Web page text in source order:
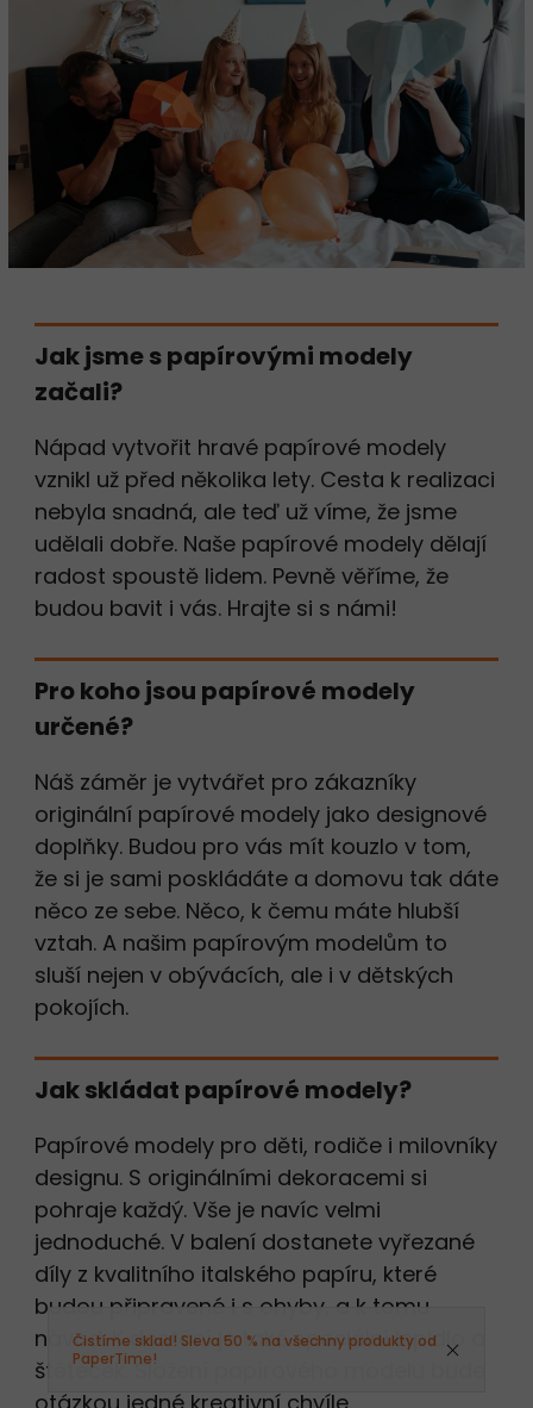
Čistíme sklad! Sleva 50 % na všechny produkty od
PaperTime!
Jak jsme s papírovými modely
začali?
Nápad vytvořit hravé papírové modely
vznikl už před několika lety. Cesta k realizaci
nebyla snadná, ale teď už víme, že jsme
udělali dobře. Naše papírové modely dělají
radost spoustě lidem. Pevně věříme, že
budou bavit i vás. Hrajte si s námi!
Pro koho jsou papírové modely
určené?
Náš záměr je vytvářet pro zákazníky
originální papírové modely jako designové
doplňky. Budou pro vás mít kouzlo v tom,
že si je sami poskládáte a domovu tak dáte
něco ze sebe. Něco, k čemu máte hlubší
vztah. A našim papírovým modelům to
sluší nejen v obývácích, ale i v dětských
pokojích.
Jak skládat papírové modely?
Papírové modely pro děti, rodiče i milovníky
designu. S originálními dekoracemi si
pohraje každý. Vše je navíc velmi
jednoduché. V balení dostanete vyřezané
díly z kvalitního italského papíru, které
budou připravené i s ohyby, a k tomu
návod. K dostání je také speciální lepidlo a
štěteček. Složení papírového modelu bude